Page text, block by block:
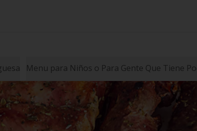
Menu para Niños o Para Gente Que Tiene